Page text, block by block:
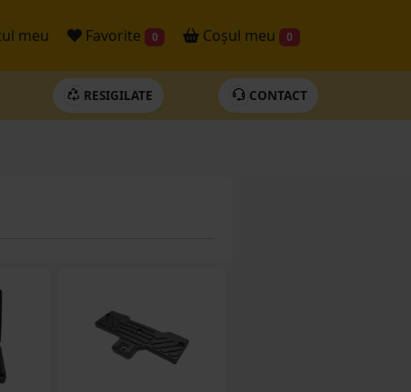
meu Favorite 0 Coșul meu 0
RESIGILATE CONTACT